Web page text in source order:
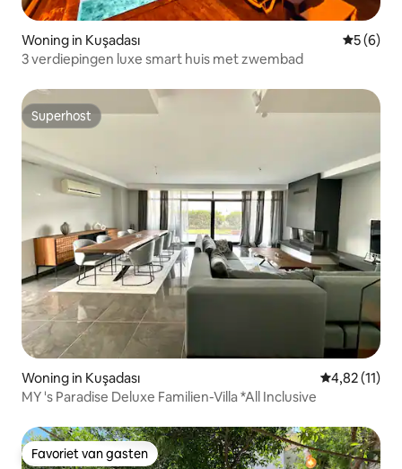
Woning in Kuşadası
5 (6)
3 verdiepingen luxe smart huis met zwembad
Superhost
Superhost
Woning in Kuşadası Gemiddelde
4,82 (11)
MY 's Paradise Deluxe Familien-Villa *All Inclusive
Favoriet van gasten
Favoriet van gasten